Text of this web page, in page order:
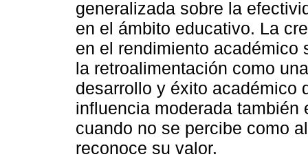
generalizada sobre la
en el ámbito educativo. La
en el rendimiento académico
la retroalimentación como
desarrollo y éxito académico
influencia moderada
cuando no se percibe como
reconoce su valor.